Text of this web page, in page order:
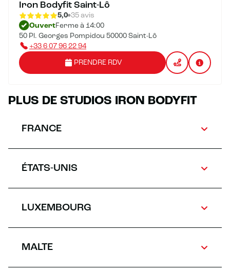
Iron Bodyfit Saint-Lô
5,0 35 avis
OuvertFerme à 14:00
50 Pl. Georges Pompidou 50000 Saint-Lô
+33 6 07 96 22 94
PRENDRE RDV
PLUS DE STUDIOS IRON BODYFIT
FRANCE
ÉTATS-UNIS
LUXEMBOURG
MALTE